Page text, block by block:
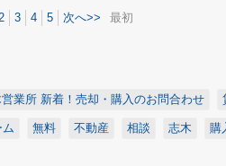
3 4 5 次へ>> 最初
業所 新着！売却・購入のお問合わせ
ム 無料 不動産 相談 志木 購